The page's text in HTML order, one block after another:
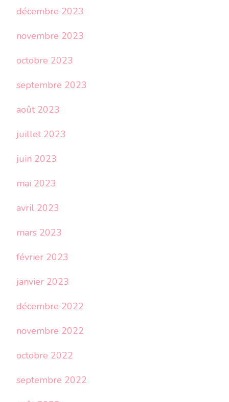
décembre 2023
novembre 2023
octobre 2023
septembre 2023
août 2023
juillet 2023
juin 2023
mai 2023
avril 2023
mars 2023
février 2023
janvier 2023
décembre 2022
novembre 2022
octobre 2022
septembre 2022